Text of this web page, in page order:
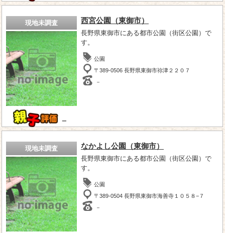
現地未調査
－
西宮公園（東御市）
長野県東御市にある都市公園（街区公園）で
す。
公園
〒389-0506 長野県東御市祢津２２０７
－
現地未調査 なかよし公園（東御市）
長野県東御市にある都市公園（街区公園）で
す。
公園
〒389-0504 長野県東御市海善寺１０５８−７
－